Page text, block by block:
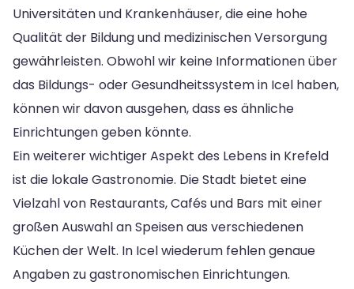
Universitäten und Krankenhäuser, die eine hohe
Qualität der Bildung und medizinischen Versorgung
gewährleisten. Obwohl wir keine Informationen über
das Bildungs- oder Gesundheitssystem in Icel haben,
können wir davon ausgehen, dass es ähnliche
Einrichtungen geben könnte.
Ein weiterer wichtiger Aspekt des Lebens in Krefeld
ist die lokale Gastronomie. Die Stadt bietet eine
Vielzahl von Restaurants, Cafés und Bars mit einer
großen Auswahl an Speisen aus verschiedenen
Küchen der Welt. In Icel wiederum fehlen genaue
Angaben zu gastronomischen Einrichtungen.